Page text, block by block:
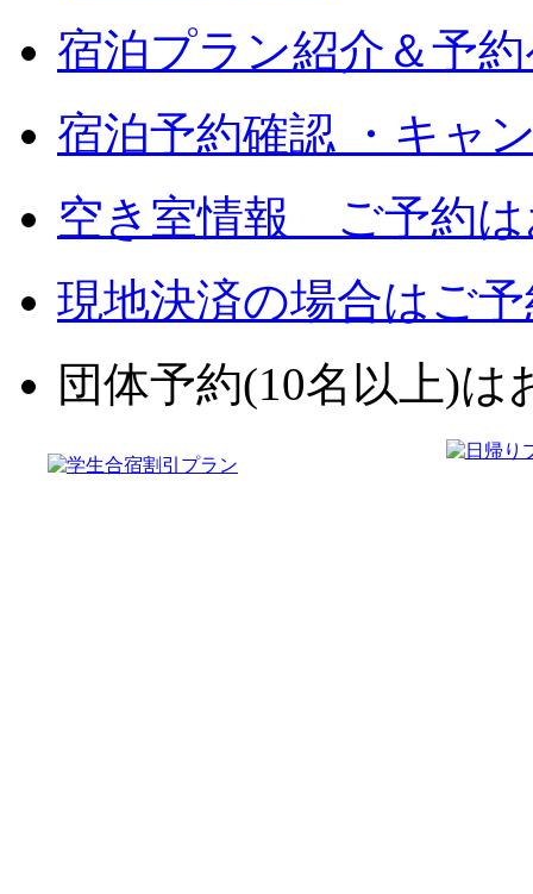
宿泊プラン紹介＆予
宿泊予約確認 ・キャ
空き室情報 ご予約は
現地決済の場合はご
団体予約(10名以上)は